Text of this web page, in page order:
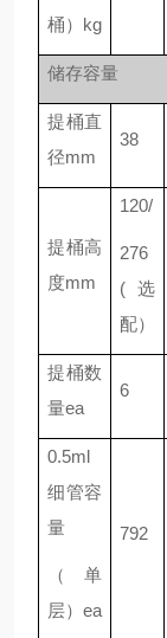
桶）kg
储存容量
提桶直
径mm
38
提桶高
度mm
120/
276
(选
配）
提桶数
量ea
6
0.5ml
细管容
量
（单
层）ea
792